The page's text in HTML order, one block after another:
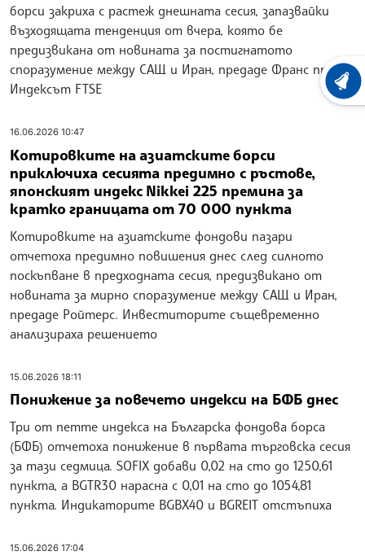
борси закриха с растеж днешната сесия, запазвайки
възходящата тенденция от вчера, която бе
предизвикана от новината за постигнатото
споразумение между САЩ и Иран, предаде Франс прес.
Индексът FTSE
16.06.2026 10:47
Котировките на азиатските борси
приключиха сесията предимно с ръстове,
японският индекс Nikkei 225 премина за
кратко границата от 70 000 пункта
Котировките на азиатските фондови пазари
отчетоха предимно повишения днес след силното
поскъпване в предходната сесия, предизвикано от
новината за мирно споразумение между САЩ и Иран,
предаде Ройтерс. Инвеститорите същевременно
анализираха решението
15.06.2026 18:11
Понижение за повечето индекси на БФБ днес
Три от петте индекса на Българска фондова борса
(БФБ) отчетоха понижение в първата търговска сесия
за тази седмица. SOFIX добави 0,02 на сто до 1250,61
пункта, а BGTR30 нарасна с 0,01 на сто до 1054,81
пункта. Индикаторите BGBX40 и BGREIT отстъпиха
15.06.2026 17:04